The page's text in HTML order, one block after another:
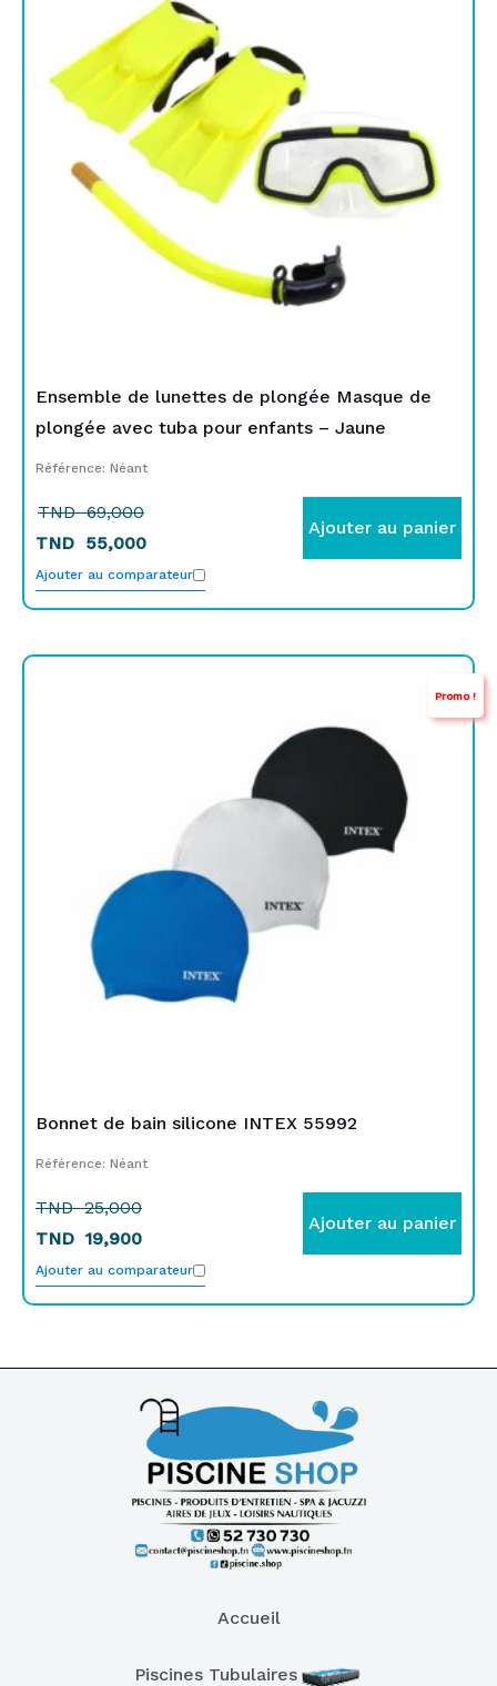
Ensemble de lunettes de plongée Masque de
plongée avec tuba pour enfants – Jaune
Référence: Néant
TND69,000
était :
TND
69,000.
TND 55,000
est :
TND
55,000.
Ajouter au panier
Ajouter au comparateur
Promo !
Bonnet de bain silicone INTEX 55992
Référence: Néant
TND25,000
TND 19,900
Ajouter au panier
Ajouter au comparateur
Accueil
Piscines Tubulaires